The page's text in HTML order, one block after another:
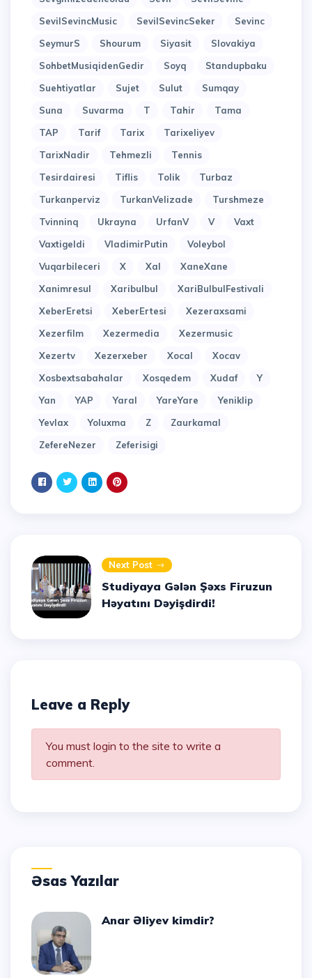
SevilSevincMusic
SevilSevincSeker
Sevinc
SeymurS
Shourum Siyasit
Slovakiya
SohbetMusiqidenGedir
Soyq
Standupbaku
Suehtiyatlar
Sujet Sulut
Sumqay
Suna
Suvarma T Tahir
Tama
TAP
Tarif Tarix
Tarixeliyev
TarixNadir
Tehmezli
Tennis
Tesirdairesi
Tiflis Tolik
Turbaz
Turkanperviz
TurkanVelizade
Turshmeze
Tvinninq
Ukrayna UrfanV V
Vaxt
Vaxtigeldi
VladimirPutin
Voleybol
Vuqarbileceri
X Xal
XaneXane
Xanimresul
Xaribulbul
XariBulbulFestivali
XeberEretsi
XeberErtesi
Xezeraxsami
Xezerfilm
Xezermedia
Xezermusic
Xezertv
Xezerxeber Xocal
Xocav
Xosbextsabahalar
Xosqedem Xudaf
Y
Yan
YAP Yaral YareYare
Yeniklip
Yevlax
Yoluxma Z
Zaurkamal
ZefereNezer
Zeferisigi
Next Post
Studiyaya Gələn Şəxs Firuzun
Həyatını Dəyişdirdi!
Leave a Reply
You must login to the site to write a
comment.
Əsas Yazılar
Anar Əliyev kimdir?